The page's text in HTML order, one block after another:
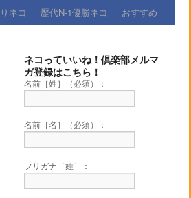
ネコ 歴代N-1優勝ネコ おすすめ
ネコっていいね！倶楽部メルマ
ガ登録はこちら！
名前［姓］（必須）：
名前［名］（必須）：
フリガナ［姓］：